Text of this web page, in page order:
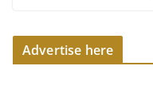
Advertise here